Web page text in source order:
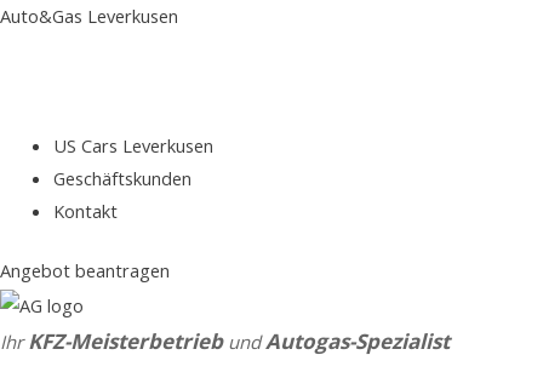
Auto&Gas Leverkusen
US Cars Leverkusen
Geschäftskunden
Kontakt
Angebot beantragen
IhrKFZ-Meisterbetrieb undAutogas-Spezialist